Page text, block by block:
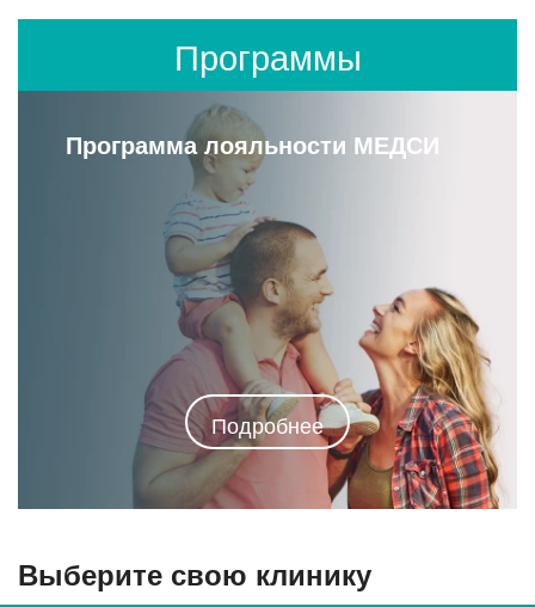
Программы
Программа лояльности МЕДСИ
Подробнее
Выберите свою клинику